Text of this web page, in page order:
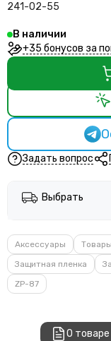
241-02-55
В наличии
+35 бонусов за
Задать вопрос
Выбрать
Аксессуары
Защитная пленка
ZP-87
О товаре